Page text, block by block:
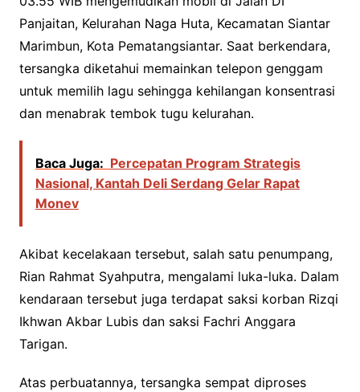
Panjaitan, Kelurahan Naga Huta, Kecamatan Siantar
Marimbun, Kota Pematangsiantar. Saat berkendara,
tersangka diketahui memainkan telepon genggam
untuk memilih lagu sehingga kehilangan konsentrasi
dan menabrak tembok tugu kelurahan.
Baca Juga: Percepatan Program Strategis
Nasional, Kantah Deli Serdang Gelar Rapat
Monev
Akibat kecelakaan tersebut, salah satu penumpang,
Rian Rahmat Syahputra, mengalami luka-luka. Dalam
kendaraan tersebut juga terdapat saksi korban Rizqi
Ikhwan Akbar Lubis dan saksi Fachri Anggara
Tarigan.
Atas perbuatannya, tersangka sempat diproses